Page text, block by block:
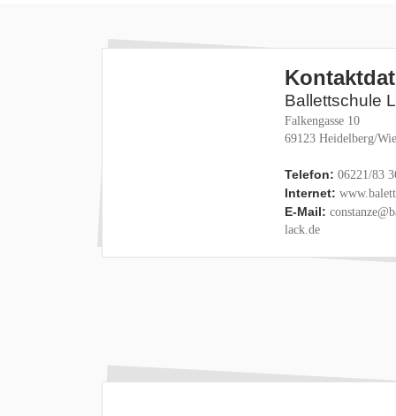
Ballettschule
Falkengasse 10
69123 Heidelberg/
Telefon: 06221/83
Internet:
E-Mail:
lack.de